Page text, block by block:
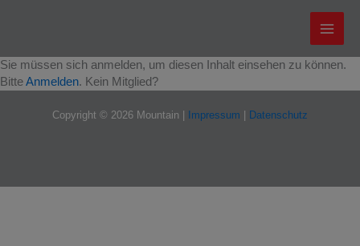
Sie müssen sich anmelden, um diesen Inhalt einsehen zu können.
BitteAnmelden. Kein Mitglied?
Copyright © 2026 Mountain | Impressum Datenschutz